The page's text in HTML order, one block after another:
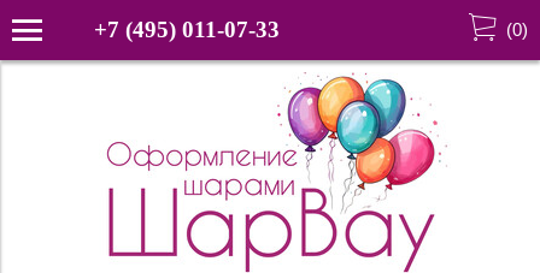
+7 (495) 011-07-33 (0)